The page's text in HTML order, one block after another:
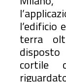
l’edificio
terra
cortile